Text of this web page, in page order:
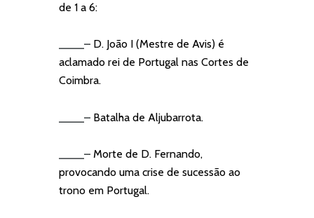
de 1 a 6:
– D. João I (Mestre de Avis) é
aclamado rei de Portugal nas Cortes de
Coimbra.
– Batalha de Aljubarrota.
– Morte de D. Fernando,
provocando uma crise de sucessão ao
trono em Portugal.